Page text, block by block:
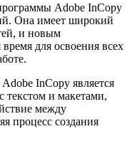
Adobe InCopy
Она имеет широкий
и новым
для освоения всех
InCopy является
и макетами,
между
процесс создания